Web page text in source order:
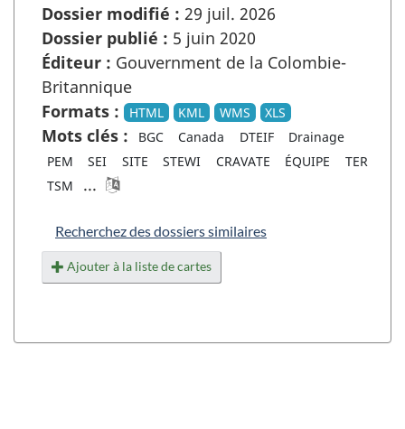
Dossier modifié : 29 juil. 2026
Dossier publié : 5 juin 2020
Éditeur : Gouvernment de la Colombie-
Britannique
Formats :
HTML KML WMS XLS
Mots clés : BGC Canada DTEIF
Drainage
PEM
SEI SITE STEWI CRAVATE ÉQUIPE
TER
TSM
...
Recherchez des dossiers similaires
Ajouter à la liste de cartes